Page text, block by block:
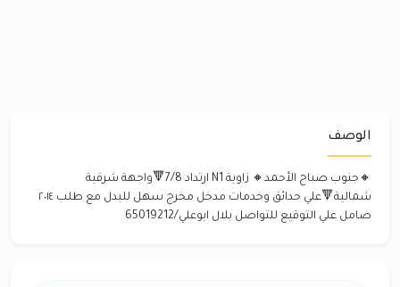
الوصف
🔸جنوب صباح الأحمد🔸 زاوية N1 ارتداد 7/8🔻واجهة شرقية
شمالية🔻علي حدائق وخدمات مدخل مخرج سهل للبدل مع طلب ٢٠١٤
صامل علي التوقيع للتواصل بلال ابوعلي/65019212